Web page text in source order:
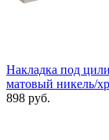
Накладка под
матовый никель/
898 руб.